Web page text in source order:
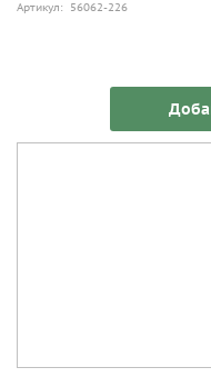
Артикул: 56062-226